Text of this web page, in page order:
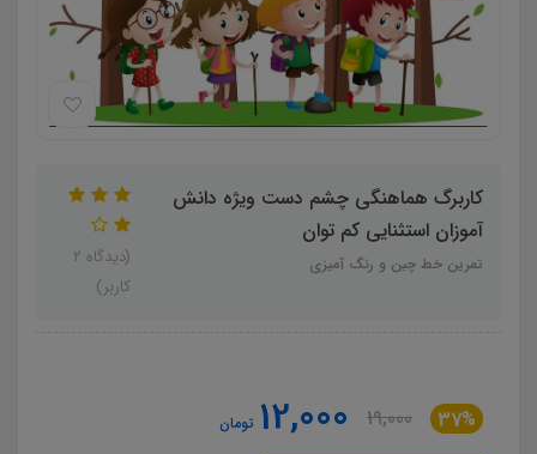
کاربرگ هماهنگی چشم دست ویژه دانش
آموزان استثنایی کم توان
تمرین خط چین و رنگ آمیزی
(دیدگاه 2
کاربر)
37%
19,000
12,000 تومان